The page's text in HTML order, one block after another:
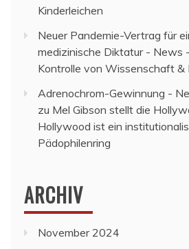
Kinderleichen
Neuer Pandemie-Vertrag für
medizinische Diktatur - News
Kontrolle von Wissenschaft &
Adrenochrom-Gewinnung -
zu Mel Gibson stellt die
Hollywood ist ein
Pädophilenring
ARCHIV
November 2024